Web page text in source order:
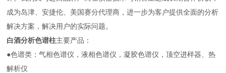
成为岛津、安捷伦、美国赛分代理商，进一步为客户提供全面的分析
解决方案，解决用户的实际问题。
白酒分析色谱柱主要产品：
●色谱类：气相色谱仪，液相色谱仪，凝胶色谱仪，顶空进样器、热
解析仪